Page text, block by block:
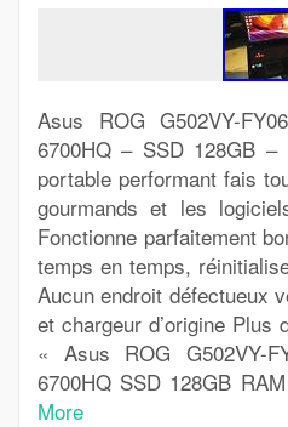
Asus ROG G502VY-
6700HQ – SSD 128GB
portable performant fais
gourmands et les
Fonctionne parfaitement
temps en temps,
Aucun endroit défectueux
et chargeur d’origine Plus
« Asus ROG G502VY-
6700HQ SSD 128GB
More